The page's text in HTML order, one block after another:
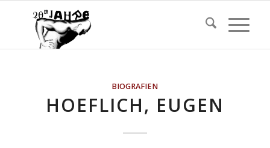
BIOGRAFIEN
HOEFLICH, EUGEN